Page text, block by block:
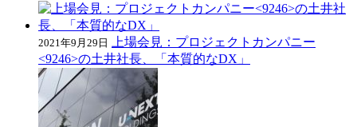
2021年9月29日
上場会見：プロジェクトカンパニー
<9246>の土井社長、「本質的なDX」